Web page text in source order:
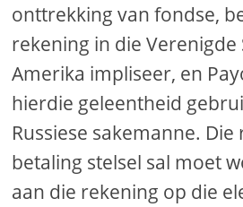
onttrekking van fondse,
rekening in die Verenigde
Amerika impliseer, en
hierdie geleentheid
Russiese sakemanne.
betaling stelsel sal moet
aan die rekening op die